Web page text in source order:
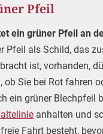
Pfeil
ein grüner Pfeil an
Pfeil als Schild, das
ist, vorhanden,
ob Sie bei Rot fahren
ein grüner Blechpfeil
anhalten und
Fahrt besteht,